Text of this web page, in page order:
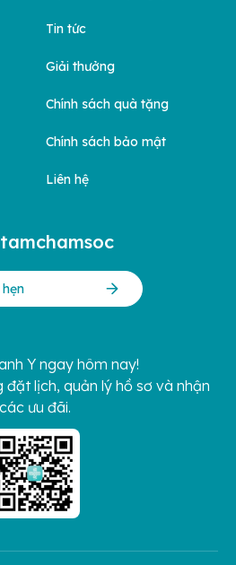
Tin tức
Giải thưởng
Chính sách quà tặng
Chính sách bảo mật
Liên hệ
Y ngay hôm nay!
đặt lịch, quản lý hồ sơ và nhận
các ưu đãi.